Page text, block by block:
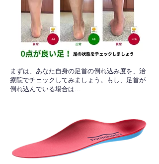
​まずは、あなた自身の足首の倒れ込み度を、治
療院でチェックしてみましょう。もし、足首が
倒れ込んでいる場合は…